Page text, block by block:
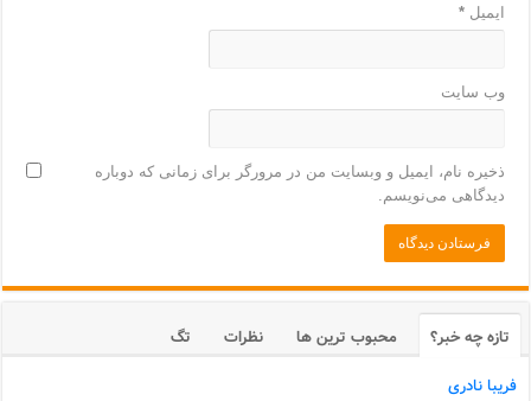
ایمیل*
وب‌ سایت
ذخیره نام، ایمیل و وبسایت من در مرورگر برای زمانی که دوباره
دیدگاهی می‌نویسم.
تازه چه خبر؟ محبوب ترین ها نظرات
تگ
فریبا نادری